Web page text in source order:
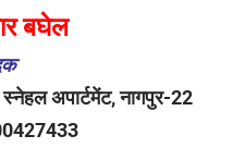
बघेल
अपार्टमेंट, नागपुर-22